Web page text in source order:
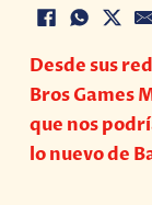
Desde sus
Bros Games
que nos
lo nuevo de